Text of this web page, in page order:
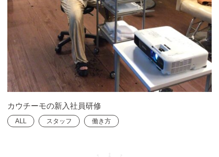
カウチーモの新入社員研修
ALL スタッフ 働き方